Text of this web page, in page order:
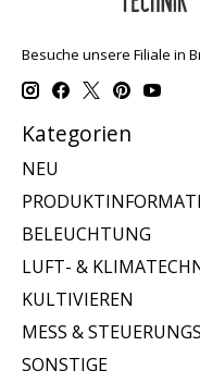
Besuche unsere Filiale in
Kategorien
NEU
BELEUCHTUNG
LUFT- &
KULTIVIEREN
MESS &
SONSTIGE